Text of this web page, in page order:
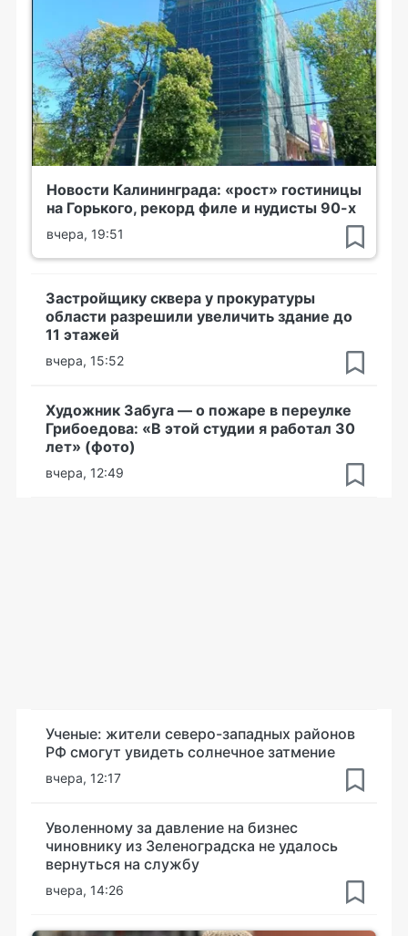
Новости Калининграда: «рост» гостиницы
на Горького, рекорд филе и нудисты 90-х
вчера, 19:51
Застройщику сквера у прокуратуры
области разрешили увеличить здание до
11 этажей
вчера, 15:52
Художник Забуга — о пожаре в переулке
Грибоедова: «В этой студии я работал 30
лет» (фото)
вчера, 12:49
Ученые: жители северо-западных районов
РФ смогут увидеть солнечное затмение
вчера, 12:17
Уволенному за давление на бизнес
чиновнику из Зеленоградска не удалось
вернуться на службу
вчера, 14:26